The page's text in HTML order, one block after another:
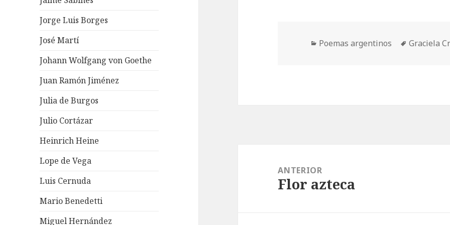
Jorge Luis Borges
José Martí
Johann Wolfgang von Goethe
Juan Ramón Jiménez
Julia de Burgos
Julio Cortázar
Heinrich Heine
Lope de Vega
Luis Cernuda
Mario Benedetti
Miguel Hernández
Categorías
Poemas argentinos Etiquetas
Graciela
entradas
ANTERIOR
Entrada
Flor azteca